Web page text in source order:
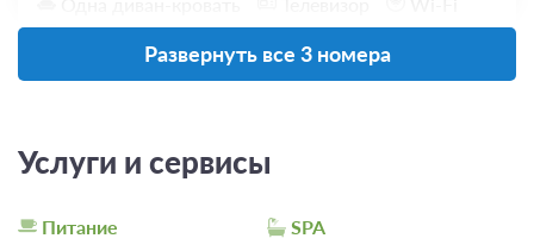
Сплит-система
В стоимость входит:
Бесплатная отмена до 14 августа 2026 23:59; При отмене
после 15 августа 2026 00:00 оплата не возвращается
Развернуть все 3 номера
Услуги и сервисы
Питание SPA